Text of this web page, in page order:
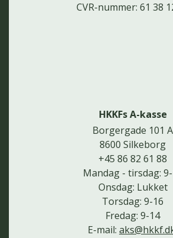
CVR-nummer: 61 38
HKKFs A-kasse
Borgergade 101 A
8600 Silkeborg
+45 86 82 61 88
Mandag - tirsdag:
Onsdag: Lukket
Torsdag: 9-16
Fredag: 9-14
E-mail: